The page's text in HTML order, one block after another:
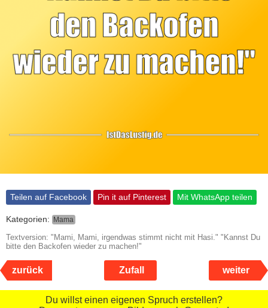
Teilen auf Facebook Pin it auf Pinterest Mit WhatsApp teilen
Kategorien: Mama
Textversion: "Mami, Mami, irgendwas stimmt nicht mit Hasi." "Kannst Du
bitte den Backofen wieder zu machen!"
zurück Zufall weiter
Du willst einen eigenen Spruch erstellen?